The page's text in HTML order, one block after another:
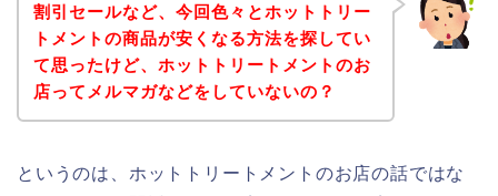
割引セールなど、今回色々とホットトリー
トメントの商品が安くなる方法を探してい
て思ったけど、ホットトリートメントのお
店ってメルマガなどをしていないの？
というのは、ホットトリートメントのお店の話ではな